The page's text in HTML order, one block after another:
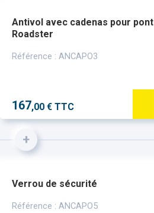
Antivol avec cadenas pour pont
Roadster
Référence : ANCAPO3
167,00 € TTC
+
Verrou de sécurité
Référence : ANCAPO5